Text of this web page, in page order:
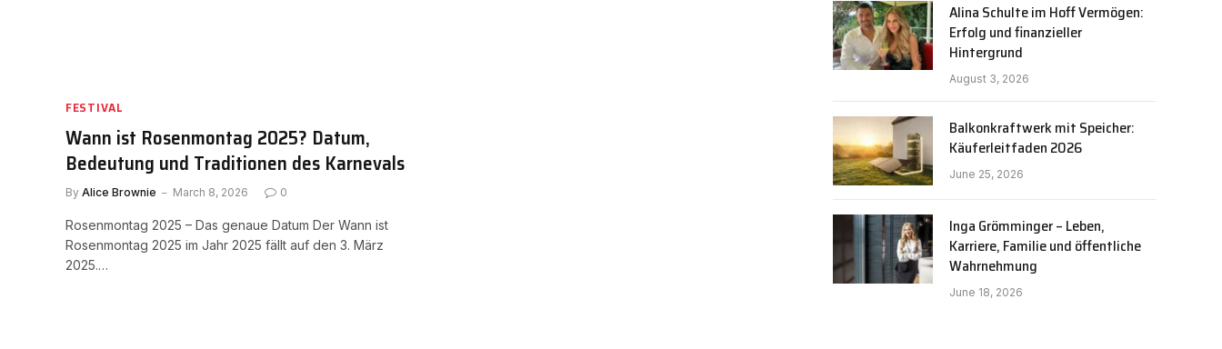
FESTIVAL
Wann ist Rosenmontag 2025? Datum,
Bedeutung und Traditionen des Karnevals
By Alice Brownie March 8, 2026 0
Rosenmontag 2025 – Das genaue Datum Der Wann ist
Rosenmontag 2025 im Jahr 2025 fällt auf den 3. März
2025.…
Alina Schulte im Hoff Vermögen:
Erfolg und finanzieller
Hintergrund
August 3, 2026
Balkonkraftwerk mit Speicher:
Käuferleitfaden 2026
June 25, 2026
Inga Grömminger – Leben,
Karriere, Familie und öffentliche
Wahrnehmung
June 18, 2026